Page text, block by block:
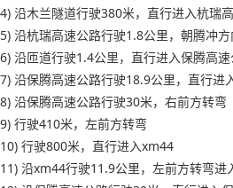
4) 沿木兰隧道行驶380米，直行进入杭瑞
5) 沿杭瑞高速公路行驶1.8公里，朝腾冲
6) 沿匝道行驶1.4公里，直行进入保腾高
7) 沿保腾高速公路行驶18.9公里，直行进
8) 沿保腾高速公路行驶30米，右前方转弯
9) 行驶410米，左前方转弯
10) 行驶800米，直行进入xm44
11) 沿xm44行驶11.9公里，左前方转弯进